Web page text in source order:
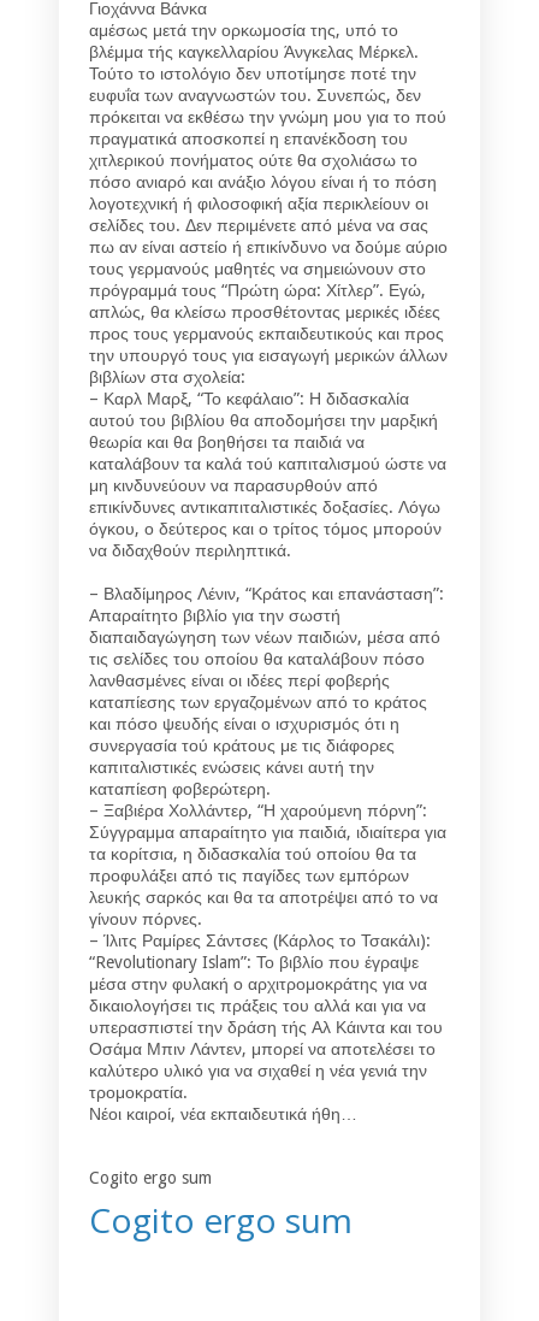
Γιοχάννα Βάνκα
αμέσως μετά την ορκωμοσία της, υπό το
βλέμμα τής καγκελλαρίου Άνγκελας Μέρκελ.
Τούτο το ιστολόγιο δεν υποτίμησε ποτέ την
ευφυΐα των αναγνωστών του. Συνεπώς, δεν
πρόκειται να εκθέσω την γνώμη μου για το πού
πραγματικά αποσκοπεί η επανέκδοση του
χιτλερικού πονήματος ούτε θα σχολιάσω το
πόσο ανιαρό και ανάξιο λόγου είναι ή το πόση
λογοτεχνική ή φιλοσοφική αξία περικλείουν οι
σελίδες του. Δεν περιμένετε από μένα να σας
πω αν είναι αστείο ή επικίνδυνο να δούμε αύριο
τους γερμανούς μαθητές να σημειώνουν στο
πρόγραμμά τους “Πρώτη ώρα: Χίτλερ”. Εγώ,
απλώς, θα κλείσω προσθέτοντας μερικές ιδέες
προς τους γερμανούς εκπαιδευτικούς και προς
την υπουργό τους για εισαγωγή μερικών άλλων
βιβλίων στα σχολεία:
– Καρλ Μαρξ, “Το κεφάλαιο”: Η διδασκαλία
αυτού του βιβλίου θα αποδομήσει την μαρξική
θεωρία και θα βοηθήσει τα παιδιά να
καταλάβουν τα καλά τού καπιταλισμού ώστε να
μη κινδυνεύουν να παρασυρθούν από
επικίνδυνες αντικαπιταλιστικές δοξασίες. Λόγω
όγκου, ο δεύτερος και ο τρίτος τόμος μπορούν
να διδαχθούν περιληπτικά.
– Βλαδίμηρος Λένιν, “Κράτος και επανάσταση”:
Απαραίτητο βιβλίο για την σωστή
διαπαιδαγώγηση των νέων παιδιών, μέσα από
τις σελίδες του οποίου θα καταλάβουν πόσο
λανθασμένες είναι οι ιδέες περί φοβερής
καταπίεσης των εργαζομένων από το κράτος
και πόσο ψευδής είναι ο ισχυρισμός ότι η
συνεργασία τού κράτους με τις διάφορες
καπιταλιστικές ενώσεις κάνει αυτή την
καταπίεση φοβερώτερη.
– Ξαβιέρα Χολλάντερ, “Η χαρούμενη πόρνη”:
Σύγγραμμα απαραίτητο για παιδιά, ιδιαίτερα για
τα κορίτσια, η διδασκαλία τού οποίου θα τα
προφυλάξει από τις παγίδες των εμπόρων
λευκής σαρκός και θα τα αποτρέψει από το να
γίνουν πόρνες.
– Ίλιτς Ραμίρες Σάντσες (Κάρλος το Τσακάλι):
“Revolutionary Islam”: Το βιβλίο που έγραψε
μέσα στην φυλακή ο αρχιτρομοκράτης για να
δικαιολογήσει τις πράξεις του αλλά και για να
υπερασπιστεί την δράση τής Αλ Κάιντα και του
Οσάμα Μπιν Λάντεν, μπορεί να αποτελέσει το
καλύτερο υλικό για να σιχαθεί η νέα γενιά την
τρομοκρατία.
Νέοι καιροί, νέα εκπαιδευτικά ήθη…
Cogito ergo sum
Cogito ergo sum